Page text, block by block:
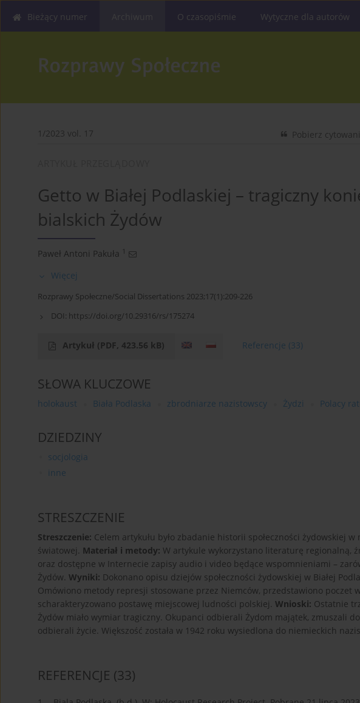
Bieżący numer O czasopiśmie Wytyczne dla autorów
1/2023 vol. 17 Pobierz
Getto w Białej Podlaskiej – tragiczny
bialskich Żydów
Paweł Antoni Pakuła 1
Więcej
Rozprawy Społeczne/Social Dissertations 2023;17(1):209-226
DOI: https://doi.org/10.29316/rs/175274
Artykuł (PDF, 423.56 kB) Referencje (33)
SŁOWA KLUCZOWE
holokaust Biała Podlaska zbrodniarze nazistowscy Żydzi Polacy
DZIEDZINY
socjologia
inne
STRESZCZENIE
Streszczenie: Celem artykułu było zbadanie historii społeczności żydowskiej
światowej. Materiał i metody: W artykule wykorzystano literaturę regionalną,
oraz dostępne w Internecie zapisy audio i video będące wspomnieniami –
Żydów. Wyniki: Dokonano opisu dziejów społeczności żydowskiej w Białej
Omówiono metody represji stosowane przez Niemców, przedstawiono poczet
scharakteryzowano postawę miejscowej ludności polskiej. Wnioski: Ostatnie
Żydów miało wymiar tragiczny. Okupanci odbierali Żydom majątek, zmuszali
odbierali życie. Większość została w 1942 roku wysiedlona do niemieckich
REFERENCJE (33)